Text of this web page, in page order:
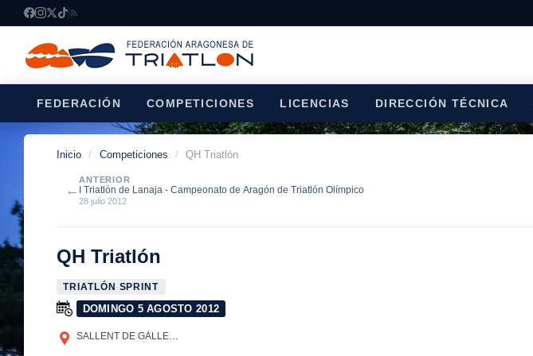
FEDERACIÓN COMPETICIONES LICENCIAS DIRECCIÓN TÉCNICA
Inicio / Competiciones / QH Triatlón
←
ANTERIOR
I Triatlón de Lanaja - Campeonato de Aragón de Triatlón Olímpico
28 julio 2012
QH Triatlón
TRIATLÓN SPRINT
DOMINGO 5 AGOSTO 2012
SALLENT DE GÁLLEGO